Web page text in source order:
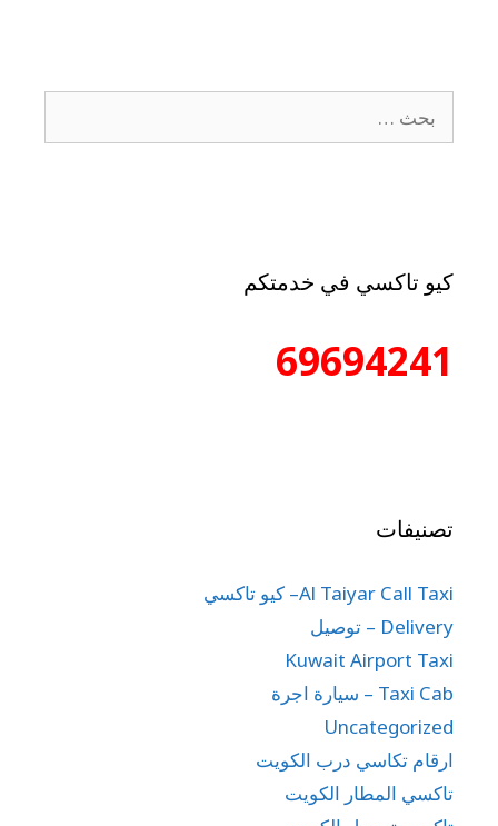
كيو تاكسي في خدمتكم
69694241
تصنيفات
Al Taiyar Call Taxi– كيو تاكسي
Delivery – توصيل
Kuwait Airport Taxi
Taxi Cab – سيارة اجرة
Uncategorized
ارقام تكاسي درب الكويت
تاكسي المطار الكويت